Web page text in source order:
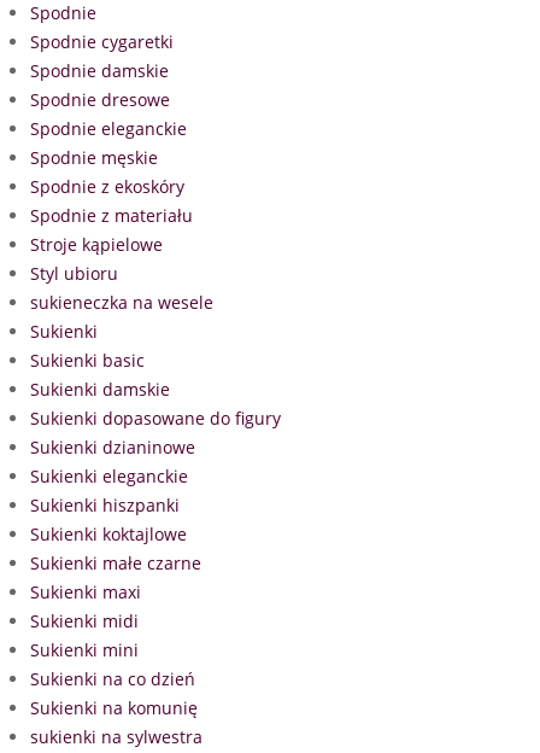
Spodnie
Spodnie cygaretki
Spodnie damskie
Spodnie dresowe
Spodnie eleganckie
Spodnie męskie
Spodnie z ekoskóry
Spodnie z materiału
Stroje kąpielowe
Styl ubioru
sukieneczka na wesele
Sukienki
Sukienki basic
Sukienki damskie
Sukienki dopasowane do figury
Sukienki dzianinowe
Sukienki eleganckie
Sukienki hiszpanki
Sukienki koktajlowe
Sukienki małe czarne
Sukienki maxi
Sukienki midi
Sukienki mini
Sukienki na co dzień
Sukienki na komunię
sukienki na sylwestra